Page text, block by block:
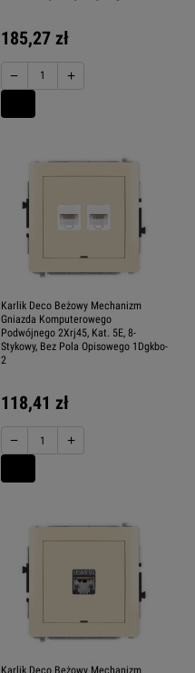
185,27 zł
− +
Karlik Deco Beżowy Mechanizm
Gniazda Komputerowego
Podwójnego 2Xrj45, Kat. 5E, 8-
Stykowy, Bez Pola Opisowego 1Dgkbo-
2
118,41 zł
− +